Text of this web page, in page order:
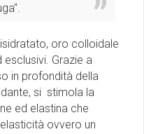
oro colloidale
esclusivi. Grazie a
in profondità della
si stimola la
ed elastina che
ovvero un